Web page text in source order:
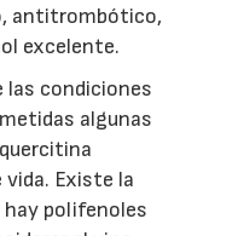
antitrombótico,
excelente.
las condiciones
algunas
vida. Existe la
polifenoles